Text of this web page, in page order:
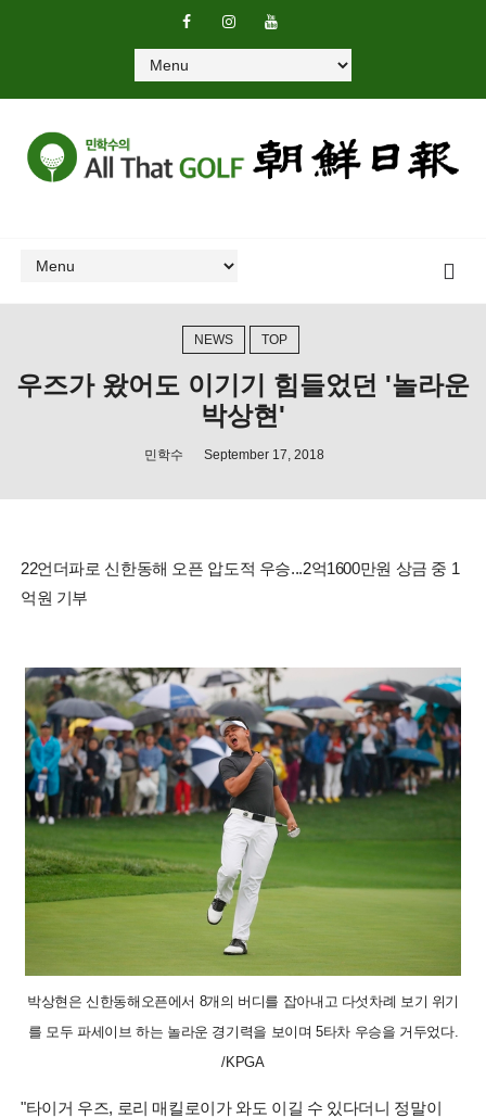
NEWS TOP
우즈가 왔어도 이기기 힘들었던 '놀라운
박상현'
민학수 September 17, 2018
22언더파로 신한동해 오픈 압도적 우승...2억1600만원 상금 중 1
억원 기부
박상현은 신한동해오픈에서 8개의 버디를 잡아내고 다섯차례 보기 위기
를 모두 파세이브 하는 놀라운 경기력을 보이며 5타차 우승을 거두었다.
/KPGA
"타이거 우즈, 로리 매킬로이가 와도 이길 수 있다더니 정말이